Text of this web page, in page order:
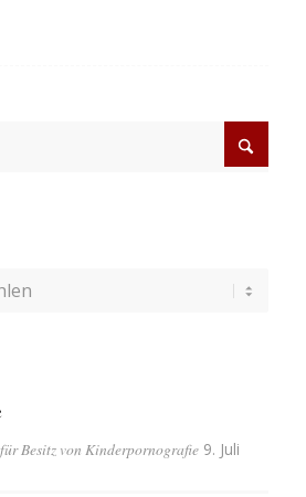
Besitz von Kinderpornografie 9. Juli